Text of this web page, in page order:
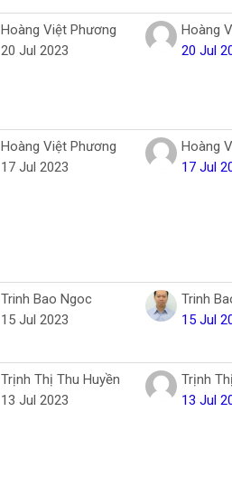
Hoàng Việt Phương
20 Jul 2023
Hoàng
20 Jul
Hoàng Việt Phương
17 Jul 2023
Hoàng
17 Jul
Trinh Bao Ngoc
15 Jul 2023
Trinh
15 Jul
Trịnh Thị Thu Huyền
13 Jul 2023
Trịnh
13 Jul